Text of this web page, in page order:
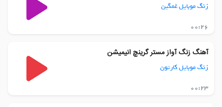
زنگ موبایل غمگین
00:26
آهنگ زنگ آواز مستر گرینچ انیمیشن
زنگ موبایل کارتون
00:23